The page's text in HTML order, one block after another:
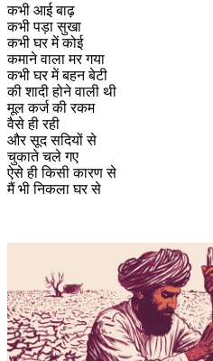
कभी आई बाढ़
कभी पड़ा सुखा
कभी घर में कोई
कमाने वाला मर गया
कभी घर में बहन बेटी
की शादी होने वाली थी
मूल कर्ज की रकम
वैसे ही रही
और सूद सदियों से
चुकाते चले गए
ऐसे ही किसी कारण से
मैं भी निकला घर से